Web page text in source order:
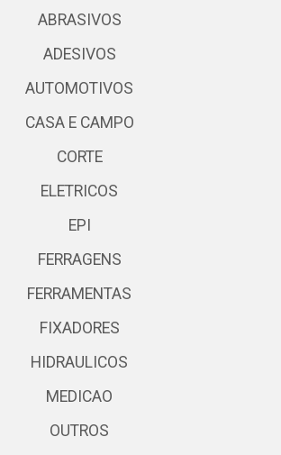
ABRASIVOS
ADESIVOS
AUTOMOTIVOS
CASA E CAMPO
CORTE
ELETRICOS
EPI
FERRAGENS
FERRAMENTAS
FIXADORES
HIDRAULICOS
MEDICAO
OUTROS